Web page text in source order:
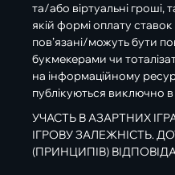
та/або віртуальні гроші,
якій формі оплату
пов’язані/можуть бути
букмекерами чи
на інформаційному
публікуються виключно
УЧАСТЬ В АЗАРТНИХ
ІГРОВУ ЗАЛЕЖНІСТЬ.
(ПРИНЦИПІВ)